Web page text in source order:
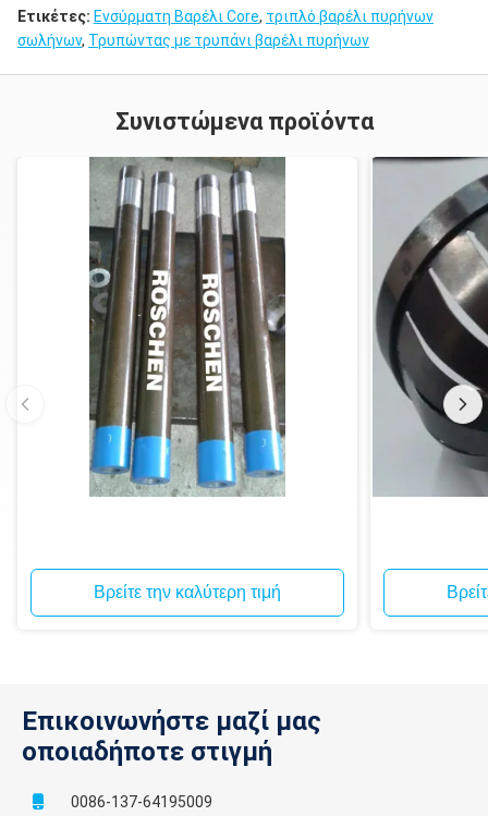
Ετικέτες: Ενσύρματη Βαρέλι Core, τριπλό βαρέλι πυρήνων
σωλήνων, Τρυπώντας με τρυπάνι βαρέλι πυρήνων
Συνιστώμενα προϊόντα
Βρείτε την καλύτερη τιμή
Επικοινωνήστε μαζί μας
οποιαδήποτε στιγμή
0086-137-64195009